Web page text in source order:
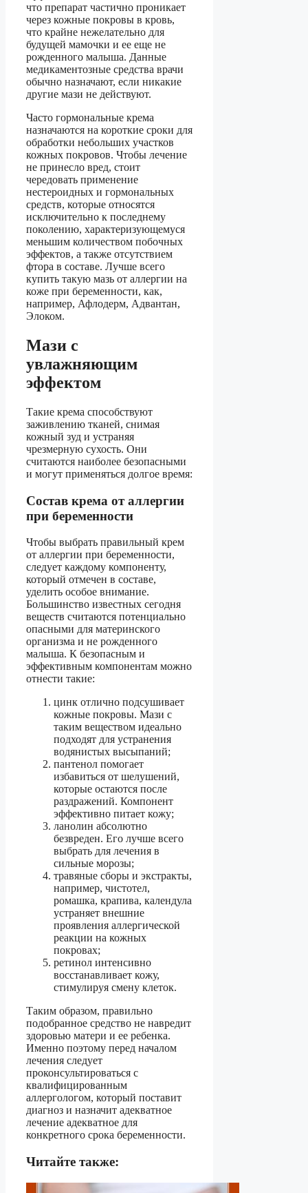
что препарат частично проникает
через кожные покровы в кровь,
что крайне нежелательно для
будущей мамочки и ее еще не
рожденного малыша. Данные
медикаментозные средства врачи
обычно назначают, если никакие
другие мази не действуют.
Часто гормональные крема
назначаются на короткие сроки для
обработки небольших участков
кожных покровов. Чтобы лечение
не принесло вред, стоит
чередовать применение
нестероидных и гормональных
средств, которые относятся
исключительно к последнему
поколению, характеризующемуся
меньшим количеством побочных
эффектов, а также отсутствием
фтора в составе. Лучше всего
купить такую мазь от аллергии на
коже при беременности, как,
например, Афлодерм, Адвантан,
Элоком.
Мази с
увлажняющим
эффектом
Такие крема способствуют
заживлению тканей, снимая
кожный зуд и устраняя
чрезмерную сухость. Они
считаются наиболее безопасными
и могут применяться долгое время:
Состав крема от аллергии
при беременности
Чтобы выбрать правильный крем
от аллергии при беременности,
следует каждому компоненту,
который отмечен в составе,
уделить особое внимание.
Большинство известных сегодня
веществ считаются потенциально
опасными для материнского
организма и не рожденного
малыша. К безопасным и
эффективным компонентам можно
отнести такие:
цинк отлично подсушивает
кожные покровы. Мази с
таким веществом идеально
подходят для устранения
водянистых высыпаний;
пантенол помогает
избавиться от шелушений,
которые остаются после
раздражений. Компонент
эффективно питает кожу;
ланолин абсолютно
безвреден. Его лучше всего
выбрать для лечения в
сильные морозы;
травяные сборы и экстракты,
например, чистотел,
ромашка, крапива, календула
устраняет внешние
проявления аллергической
реакции на кожных
покровах;
ретинол интенсивно
восстанавливает кожу,
стимулируя смену клеток.
Таким образом, правильно
подобранное средство не навредит
здоровью матери и ее ребенка.
Именно поэтому перед началом
лечения следует
проконсультироваться с
квалифицированным
аллергологом, который поставит
диагноз и назначит адекватное
лечение адекватное для
конкретного срока беременности.
Читайте также: